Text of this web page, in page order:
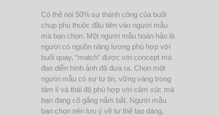
Có thể nói 50% sự thành công của buổi
chụp phụ thuộc đầu tiên vào người mẫu
mà bạn chọn. Một người mẫu hoàn hảo là
người có nguồn năng lượng phù hợp với
buổi quay, “match” được với concept mà
đạo diễn hình ảnh đã đưa ra. Chọn một
người mẫu có sự tự tin, vững vàng trong
tâm lí và thái độ phù hợp với cảm xúc mà
bạn đang cố gắng nắm bắt. Người mẫu
bạn chọn nên lưu ý về tư thế tạo dáng,